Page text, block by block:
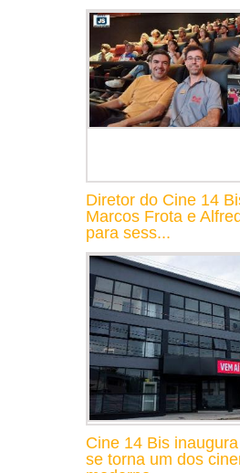
Diretor do Cine 14
Marcos Frota e
para sess...
Cine 14 Bis
se torna um dos